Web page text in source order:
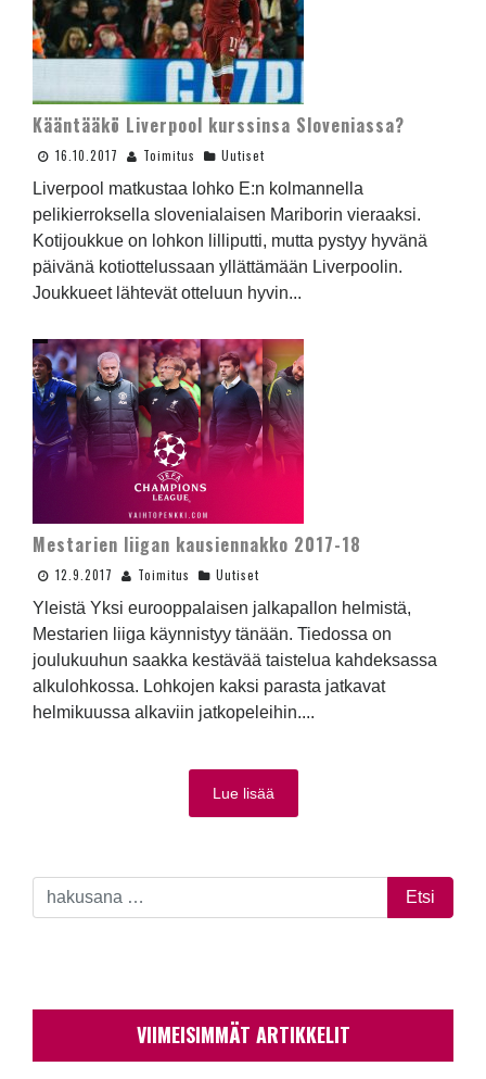
Kääntääkö Liverpool kurssinsa Sloveniassa?
16.10.2017 Toimitus Uutiset
Liverpool matkustaa lohko E:n kolmannella
pelikierroksella slovenialaisen Mariborin vieraaksi.
Kotijoukkue on lohkon lilliputti, mutta pystyy hyvänä
päivänä kotiottelussaan yllättämään Liverpoolin.
Joukkueet lähtevät otteluun hyvin...
Mestarien liigan kausiennakko 2017-18
12.9.2017 Toimitus Uutiset
Yleistä Yksi eurooppalaisen jalkapallon helmistä,
Mestarien liiga käynnistyy tänään. Tiedossa on
joulukuuhun saakka kestävää taistelua kahdeksassa
alkulohkossa. Lohkojen kaksi parasta jatkavat
helmikuussa alkaviin jatkopeleihin....
Lue lisää
VIIMEISIMMÄT ARTIKKELIT